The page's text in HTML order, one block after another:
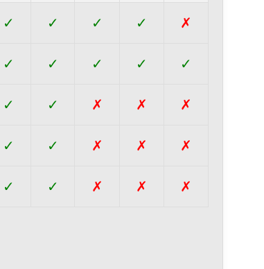
✓ ✓ ✓ ✓ ✗
✓ ✓ ✓ ✓ ✓
✓ ✓ ✗ ✗ ✗
✓ ✓ ✗ ✗ ✗
✓ ✓ ✗ ✗ ✗